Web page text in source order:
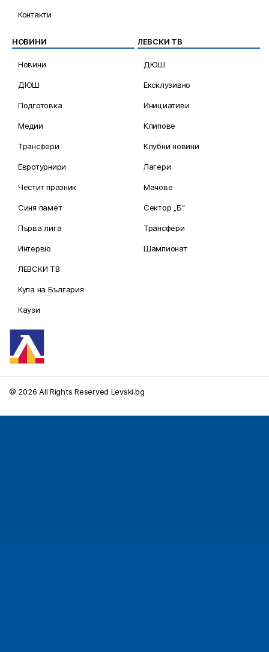
Контакти
НОВИНИ
Новини
ДЮШ
Подготовка
Медии
Трансфери
Евротурнири
Честит празник
Синя памет
Първа лига
Интервю
ЛЕВСКИ ТВ
Купа на България
Каузи
ЛЕВСКИ ТВ
ДЮШ
Ексклузивно
Инициативи
Клипове
Клубни новини
Лагери
Мачове
Сектор „Б“
Трансфери
Шампионат
© 2026 All Rights Reserved Levski.bg